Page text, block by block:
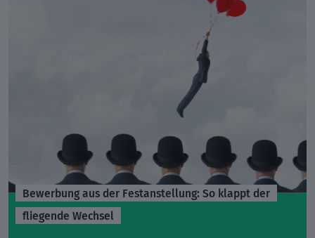
Bewerbung aus der Festanstellung: So klappt der
fliegende Wechsel